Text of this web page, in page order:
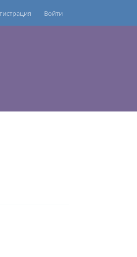
Войти